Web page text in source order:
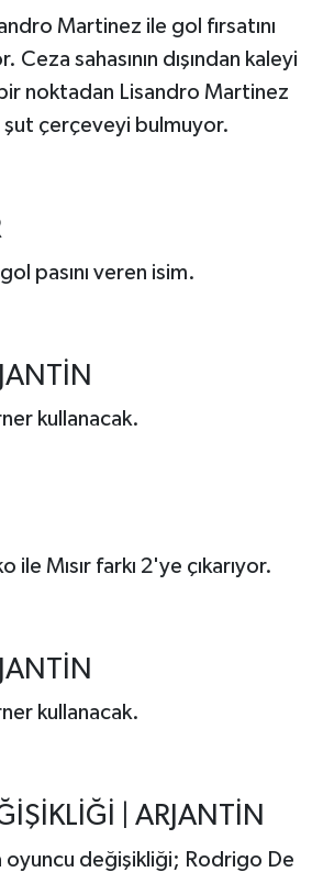
Martinez ile gol fırsatını
sahasının dışından kaleyi
noktadan Lisandro Martinez
şut çerçeveyi bulmuyor.
pasını veren isim.
kullanacak.
Mısır farkı 2'ye çıkarıyor.
kullanacak.
| ARJANTİN
oyuncu değişikliği; Rodrigo De